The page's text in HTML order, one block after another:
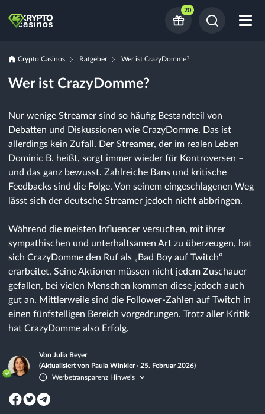
20
Crypto Casinos Ratgeber Wer ist CrazyDomme?
Wer ist CrazyDomme?
Nur wenige Streamer sind so häufig Bestandteil von
Debatten und Diskussionen wie CrazyDomme. Das ist
allerdings kein Zufall. Der Streamer, der im realen Leben
Dominic B. heißt, sorgt immer wieder für Kontroversen –
und das ganz bewusst. Zahlreiche Bans und kritische
Feedbacks sind die Folge. Von seinem eingeschlagenen Weg
lässt sich der deutsche Streamer jedoch nicht abbringen.
Während die meisten Influencer versuchen, mit ihrer
sympathischen und unterhaltsamen Art zu überzeugen, hat
sich CrazyDomme den Ruf als „Bad Boy auf Twitch“
erarbeitet. Seine Aktionen müssen nicht jedem Zuschauer
gefallen, bei vielen Menschen kommen diese jedoch auch
gut an. Mittlerweile sind die Follower-Zahlen auf Twitch in
einen fünfstelligen Bereich vorgedrungen. Trotz aller Kritik
hat CrazyDomme also Erfolg.
Von Julia Beyer
(Aktualisiert von Paula Winkler · 25. Februar 2026)
Werbetransparenz Hinweis